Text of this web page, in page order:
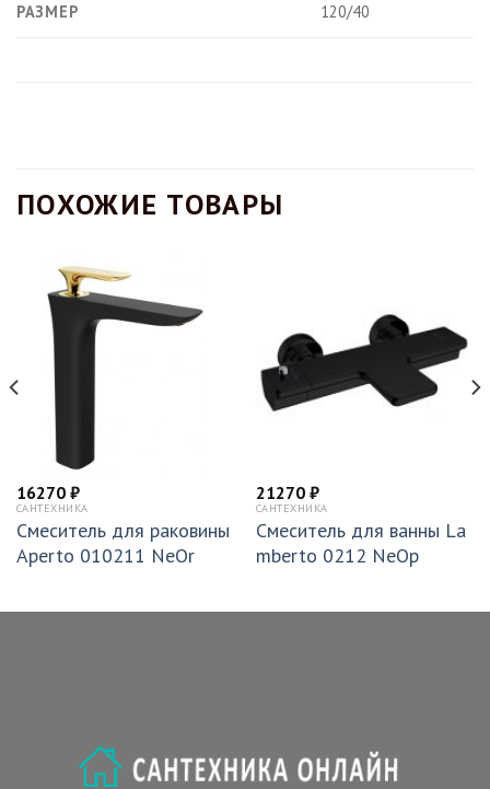
РАЗМЕР 120/40
ПОХОЖИЕ ТОВАРЫ
16270 ₽
САНТЕХНИКА
Смеситель для раковины
Aperto 010211 NeOr
21270 ₽
САНТЕХНИКА
Смеситель для ванны La
mberto 0212 NeOp